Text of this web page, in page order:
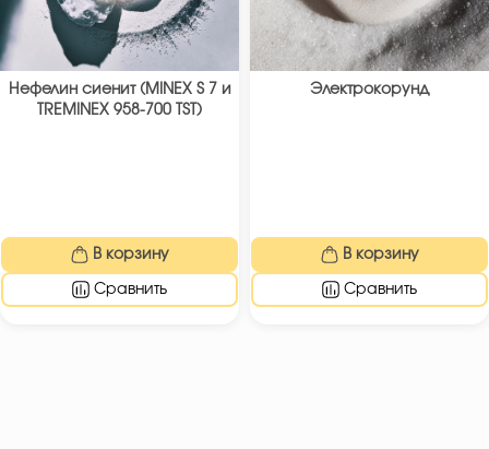
Нефелин сиенит (MINEX S 7 и
TREMINEX 958-700 TST)
В корзину
Сравнить
Электрокорунд
В корзину
Сравнить